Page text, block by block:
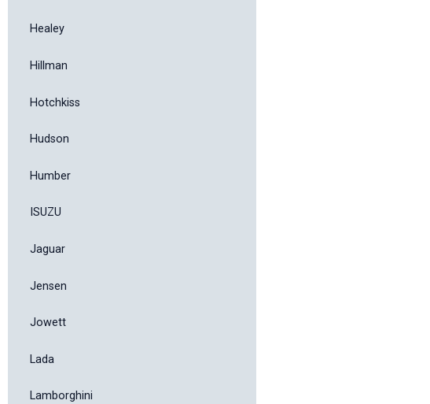
Healey
Hillman
Hotchkiss
Hudson
Humber
ISUZU
Jaguar
Jensen
Jowett
Lada
Lamborghini